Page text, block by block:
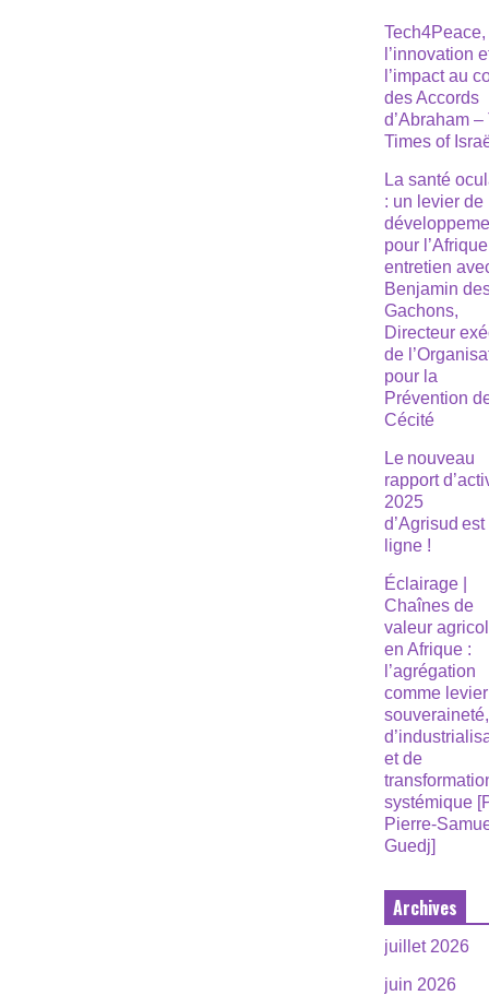
Tech4Peace,
l’innovation
l’impact au
des Accords
d’Abraham –
Times of
La santé
: un levier de
pour
entretien
Benjamin
Gachons,
Directeur
de
pour la
Prévention
Cécité
Le nouveau
rapport
2025
d’Agrisud
ligne !
Éclairage |
Chaînes de
valeur
en Afrique :
l’agrégation
comme
souveraineté,
et de
systémique
Pierre-
Guedj]
Archives
juillet 2026
juin 2026